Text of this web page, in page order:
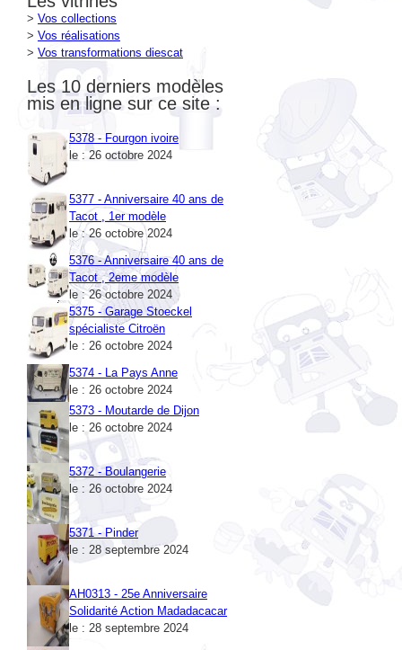
>Vos réalisations
> Vos transformations diescat
Les 10 derniers modèles
mis en ligne sur ce site :
5378 - Fourgon ivoire
le : 26 octobre 2024
5376 - Anniversaire 40 ans de
Tacot , 2eme modèle
le : 26 octobre 2024
5375 - Garage Stoeckel
spécialiste Citroën
le : 26 octobre 2024
5374 - La Pays Anne
5373 - Moutarde de Dijon
5372 - Boulangerie
le : 26 octobre 2024
le : 28 septembre 2024
le : 28 septembre 2024
5370 - Bacardi